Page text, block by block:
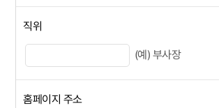
직위
(예) 부사장
홈페이지 주소